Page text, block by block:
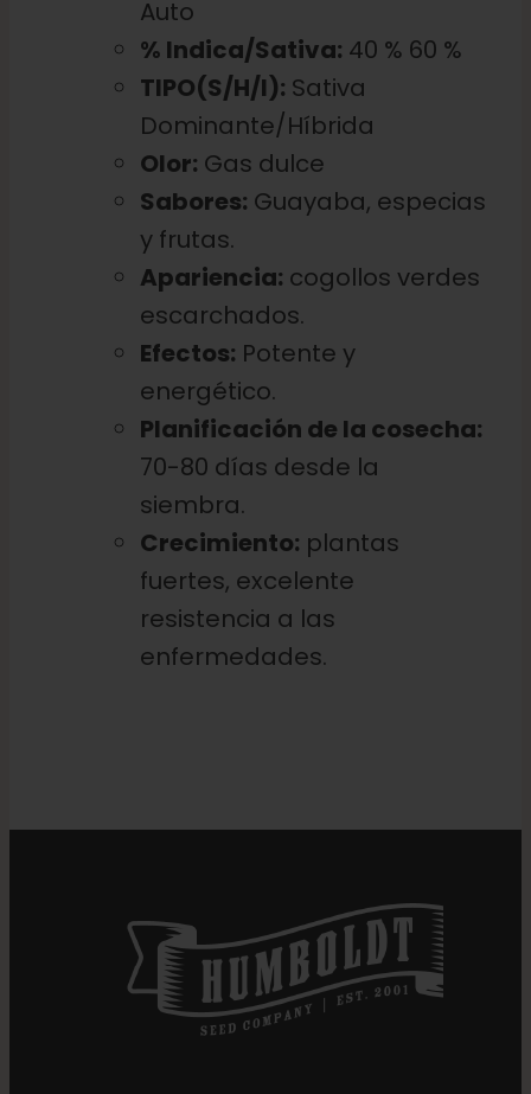
Auto
% Indica/Sativa: 40 % 60 %
TIPO(S/H/I): Sativa
Dominante/Híbrida
Olor: Gas dulce
Sabores: Guayaba, especias
y frutas.
Apariencia: cogollos verdes
escarchados.
Efectos: Potente y
energético.
Planificación de la cosecha:
70-80 días desde la
siembra.
Crecimiento: plantas
fuertes, excelente
resistencia a las
enfermedades.